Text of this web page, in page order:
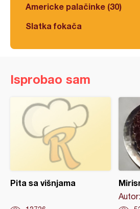
Americke palačinke (30)
Slatka fokača
Isprobao sam
Pita sa višnjama
Autor: